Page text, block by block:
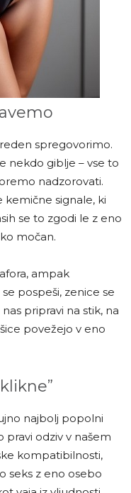
spregovorimo.
nekdo giblje – vse to
nadzorovati.
kemične signale, ki
se to zgodi le z eno
močan.
ampak
pospeši, zenice se
pripravi na stik, na
povežejo v eno
najbolj popolni
pravi odziv v našem
kompatibilnosti,
seks z eno osebo